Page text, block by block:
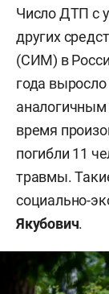
Число ДТП с
других
(СИМ) в
года
аналогичным
время
погибли 11
травмы.
социально-
Якубович.